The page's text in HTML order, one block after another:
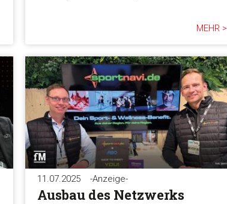
MEHR >
11.07.2025 -Anzeige-
Ausbau des Netzwerks